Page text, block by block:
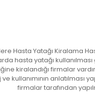
Hasta Yatağı Kiralama
hasta yatağı
kiralandığı firmalar
kullanımının
firmalar tarafından